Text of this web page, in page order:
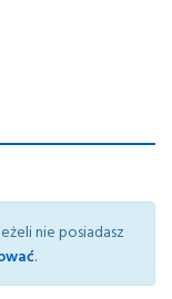
nie posiadasz
.